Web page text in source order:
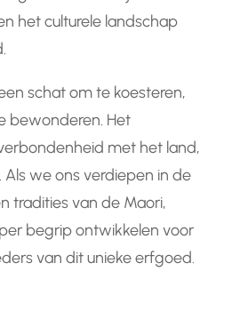
het culturele landschap
schat om te koesteren,
bewonderen. Het
met het land,
Als we ons verdiepen in de
tradities van de Maori,
begrip ontwikkelen voor
van dit unieke erfgoed.